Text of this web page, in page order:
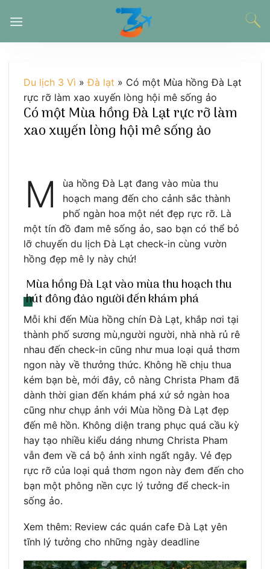
đến
Du lịch 3 Vì »Đà lạt » Có một Mùa hồng Đà Lạt
rực rỡ làm xao xuyến lòng hội mê sống ảo
Có một Mùa hồng Đà Lạt rực rỡ làm
xao xuyến lòng hội mê sống ảo
M
ùa hồng Đà Lạt đang vào mùa thu
hoạch mang đến cho cảnh sắc thành
phố ngàn hoa một nét đẹp rực rỡ. Là
một tín đồ đam mê sống ảo, sao bạn có thể bỏ
lỡ chuyến du lịch Đà Lạt check-in cùng vườn
hồng đẹp mê ly này chứ!
Mùa hồng Đà Lạt vào mùa thu hoạch thu
hút đông đảo người đến khám phá
Mỗi khi đến Mùa hồng chín Đà Lạt, khắp nơi tại
thành phố sương mù,người người, nhà nhà rủ rê
nhau đến check-in cũng như mua loại quả thơm
ngon này về thưởng thức. Không hề chịu thua
kém bạn bè, mới đây, cô nàng Christa Pham đã
dành thời gian đến khám phá xứ sở ngàn hoa
cũng như chụp ảnh với Mùa hồng Đà Lạt đẹp
đến mê hồn. Không diện trang phục quá cầu kỳ
hay tạo nhiều kiểu dáng nhưng Christa Pham
vẫn đem về cả bộ ảnh xinh ngất ngây. Vẻ đẹp
rực rỡ của loại quả thơm ngon này đem đến cho
bạn một phông nền cực lý tưởng để check-in
sống ảo.
Xem thêm: Review các quán cafe Đà Lạt yên
tĩnh lý tưởng cho những ngày deadline